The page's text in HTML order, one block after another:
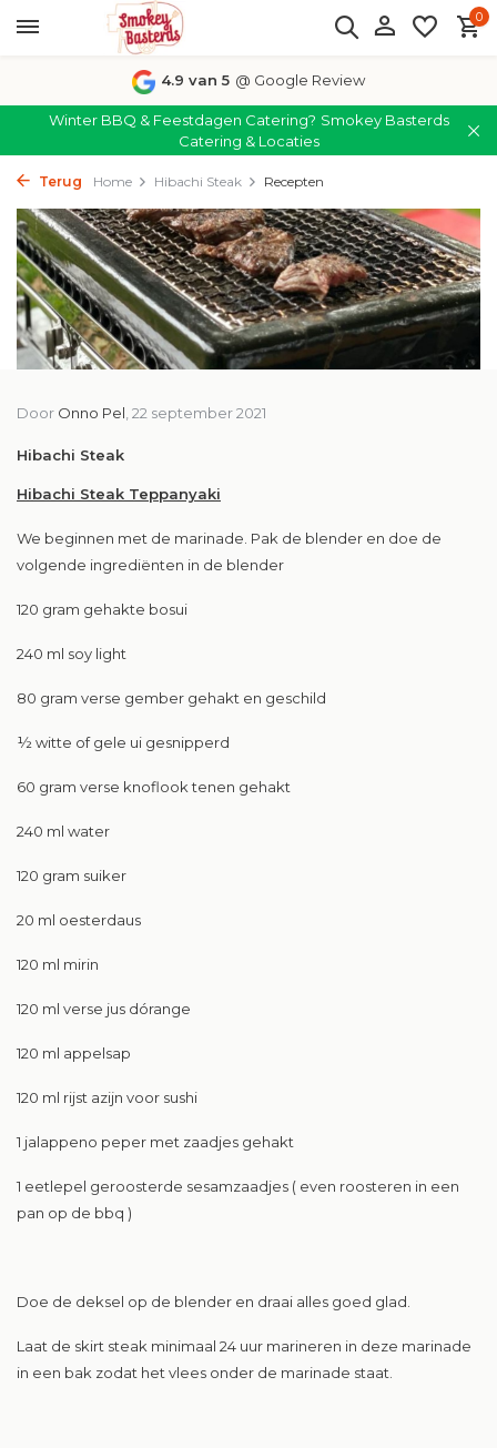
0
4.9 van 5 @ Google Review
Winter BBQ & Feestdagen Catering? Smokey Basterds
Catering & Locaties
Terug Home Hibachi Steak Recepten
Door Onno Pel , 22 september 2021
Hibachi Steak
Hibachi Steak Teppanyaki
We beginnen met de marinade. Pak de blender en doe de
volgende ingrediënten in de blender
120 gram gehakte bosui
240 ml soy light
80 gram verse gember gehakt en geschild
½ witte of gele ui gesnipperd
60 gram verse knoflook tenen gehakt
240 ml water
120 gram suiker
20 ml oesterdaus
120 ml mirin
120 ml verse jus dórange
120 ml appelsap
120 ml rijst azijn voor sushi
1 jalappeno peper met zaadjes gehakt
1 eetlepel geroosterde sesamzaadjes ( even roosteren in een
pan op de bbq )
Doe de deksel op de blender en draai alles goed glad.
Laat de skirt steak minimaal 24 uur marineren in deze marinade
in een bak zodat het vlees onder de marinade staat.